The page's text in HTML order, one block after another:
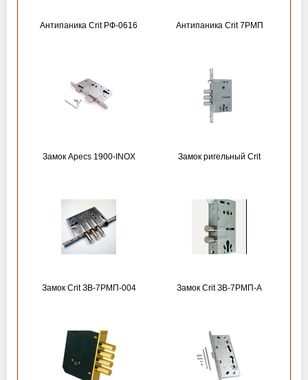
Антипаника Crit РФ-0616 Антипаника Crit 7РМП
Замок Apecs 1900-INOX Замок ригельный Crit
Замок Crit ЗВ-7РМП-004 Замок Crit ЗВ-7РМП-А